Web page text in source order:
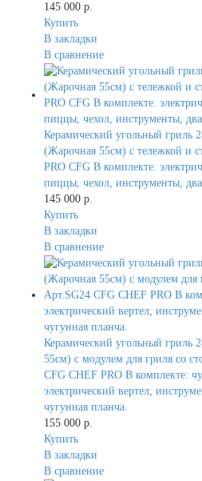
145 000 р.
Купить
В закладки
В сравнение
Керамический угольный гриль
(Жарочная 55см) с тележкой и
PRO CFG В комплекте:
пиццы, чехол, инструменты,
145 000 р.
Купить
В закладки
В сравнение
Керамический угольный гриль
55см) с модулем для гриля со
CFG CHEF PRO В комплекте:
электрический вертел,
чугунная планча.
155 000 р.
Купить
В закладки
В сравнение